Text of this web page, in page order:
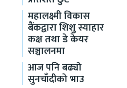
महालक्ष्मी विकास
बैंकद्वारा शिशु स्याहार
कक्ष तथा डे केयर
सञ्चालनमा
आज पनि बढ्यो
सुनचाँदीको भाउ